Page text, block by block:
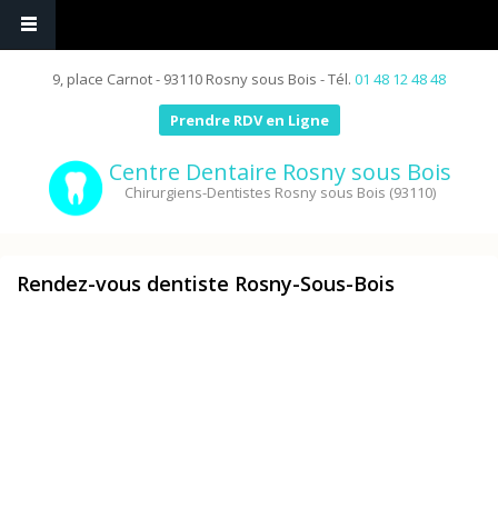
9, place Carnot - 93110 Rosny sous Bois - Tél. 01 48 12 48 48
Prendre RDV en Ligne
Centre Dentaire Rosny sous Bois
Chirurgiens-Dentistes Rosny sous Bois (93110)
Rendez-vous dentiste Rosny-Sous-Bois